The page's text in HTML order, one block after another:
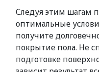
Следуя этим шагам
оптимальные
получите
покрытие пола. Не
подготовке